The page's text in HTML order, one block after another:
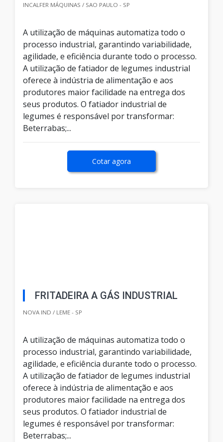
INCALFER MÁQUINAS / SAO PAULO - SP
A utilização de máquinas automatiza todo o
processo industrial, garantindo variabilidade,
agilidade, e eficiência durante todo o processo.
A utilização de fatiador de legumes industrial
oferece à indústria de alimentação e aos
produtores maior facilidade na entrega dos
seus produtos. O fatiador industrial de
legumes é responsável por transformar:
Beterrabas;...
Cotar agora
FRITADEIRA A GÁS INDUSTRIAL
NOVA IND / LEME - SP
A utilização de máquinas automatiza todo o
processo industrial, garantindo variabilidade,
agilidade, e eficiência durante todo o processo.
A utilização de fatiador de legumes industrial
oferece à indústria de alimentação e aos
produtores maior facilidade na entrega dos
seus produtos. O fatiador industrial de
legumes é responsável por transformar:
Beterrabas;...